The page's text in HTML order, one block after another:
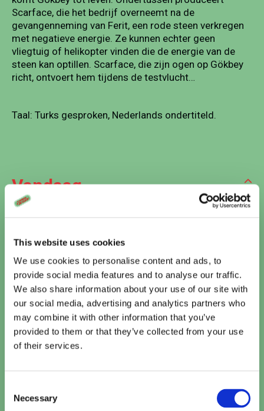
This website uses cookies
We use cookies to personalise content and ads, to
provide social media features and to analyse our traffic.
We also share information about your use of our site with
our social media, advertising and analytics partners who
may combine it with other information that you’ve
provided to them or that they’ve collected from your use
of their services.
Selection
Necessary
Scarface, die het bedrijf overneemt na de
gevangenneming van Ferit, een rode steen verkregen
met negatieve energie. Ze kunnen echter geen
vliegtuig of helikopter vinden die de energie van de
steen kan optillen. Scarface, die zijn ogen op Gökbey
richt, ontvoert hem tijdens de testvlucht…
Taal: Turks gesproken, Nederlands ondertiteld.
Vandaag
Te zien bij Cinema De Vlugt
Toy Story 5 (2D NL)
15:20
Paw Patrol: De Dinofilm (NL)
15:30
TICKETS
Minions & Monsters (NL)
16:00
16:10
TICKETS